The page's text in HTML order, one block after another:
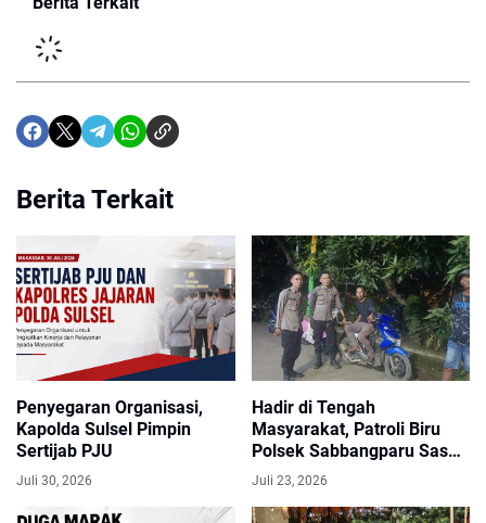
Berita Terkait
Penyegaran Organisasi,
Kapolda Sulsel Pimpin
Sertijab PJU
Juli 30, 2026
Hadir di Tengah
Masyarakat, Patroli Biru
Polsek Sabbangparu Sasar
Objek Vital dan Kawasan
Juli 23, 2026